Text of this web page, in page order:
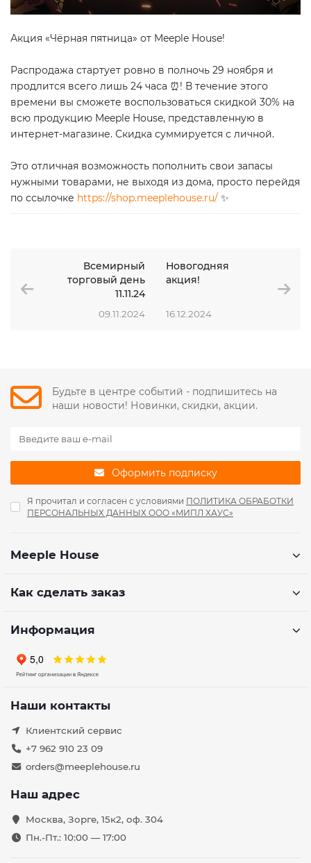
Акция «Чёрная пятница» от Meeple House!
Распродажа стартует ровно в полночь 29 ноября и
продлится всего лишь 24 часа ⏰! В течение этого
времени вы сможете воспользоваться скидкой 30% на
всю продукцию Meeple House, представленную в
интернет-магазине. Скидка суммируется с личной.
Это отличная возможность пополнить свои запасы
нужными товарами, не выходя из дома, просто перейдя
по ссылочке https://shop.meeplehouse.ru/ ✨
Всемирный
торговый день
11.11.24
09.11.2024
Новогодняя
акция!
16.12.2024
Будьте в центре событий - подпишитесь на
наши новости! Новинки, скидки, акции.
Оформить подписку
Я прочитал и согласен с условиями ПОЛИТИКА ОБРАБОТКИ
ПЕРСОНАЛЬНЫХ ДАННЫХ ООО «МИПЛ ХАУС»
Meeple House
Как сделать заказ
Информация
Наши контакты
Клиентский сервис
+7 962 910 23 09
orders@meeplehouse.ru
Наш адрес
Москва, Зорге, 15к2, оф. 304
Пн.-Пт.: 10:00 — 17:00